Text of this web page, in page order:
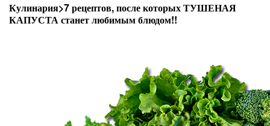
Кулинария>7 рецептов, после которых ТУШЕНАЯ
КАПУСТА станет любимым блюдом!!